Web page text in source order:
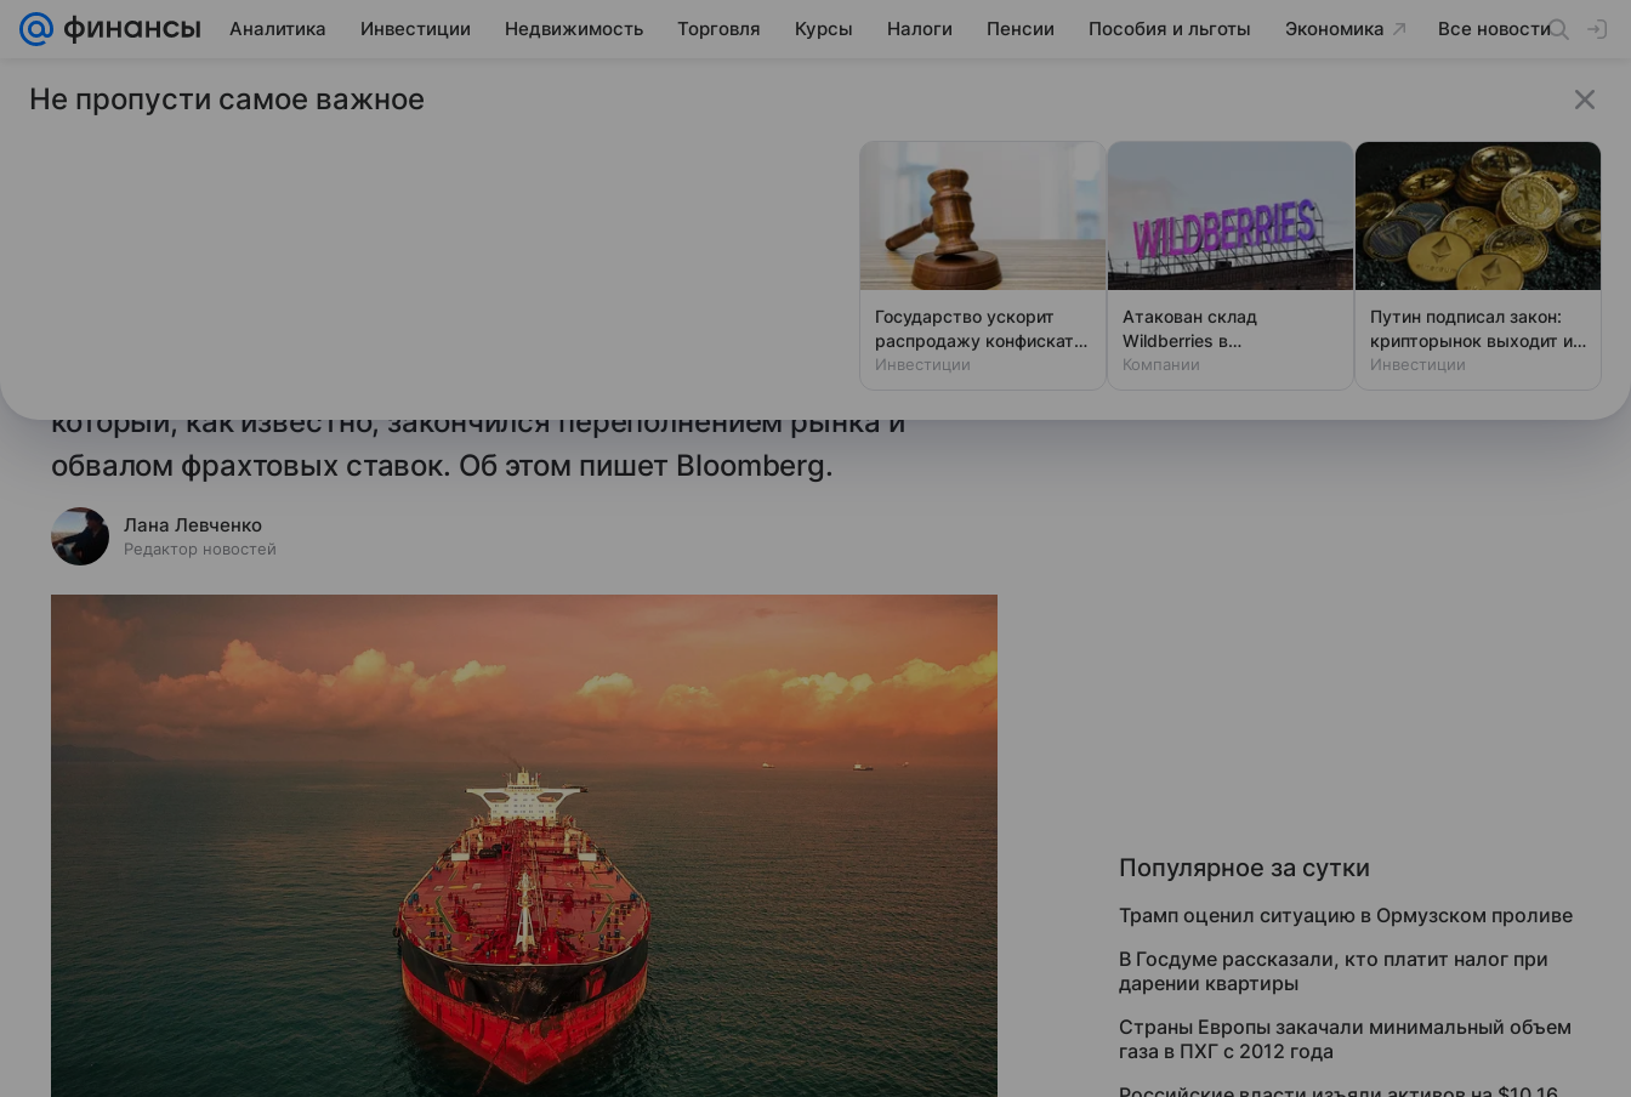
Аналитика Инвестиции Недвижимость Торговля Курсы Налоги Пенсии Пособия и льготы Экономика Все новости
9 июня 2026 Финансы Mail
Заказы на строительство нефтяных
Мировые судовладельцы устроили настоящую гонку за новыми
нефтяными гигантами. Количество заказов на строительство
который, как известно, закончился переполнением рынка и
обвалом фрахтовых ставок. Об этом пишет Bloomberg.
Лана Левченко
Редактор новостей
Популярное за сутки
Трамп оценил ситуацию в Ормузском проливе
В Госдуме рассказали, кто платит налог при
дарении квартиры
Страны Европы закачали минимальный объем
газа в ПХГ с 2012 года
Не пропусти самое важное
Государство ускорит
распродажу конфиската:
что можно урвать
Инвестиции
Атакован склад
Wildberries в
Екатеринбурге, начался
Компании
Путин подписал закон:
крипторынок выходит из
тени
Инвестиции